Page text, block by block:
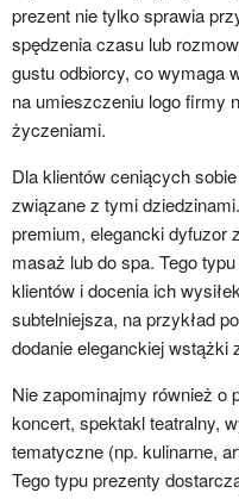
prezent nie tylko sprawia
spędzenia czasu lub
gustu odbiorcy, co wymaga
na umieszczeniu logo firmy
życzeniami.
Dla klientów ceniących
związane z tymi
premium, elegancki dyfuzor
masaż lub do spa. Tego
klientów i docenia ich
subtelniejsza, na przykład
dodanie eleganckiej wstążki
Nie zapominajmy również o
koncert, spektakl teatralny,
tematyczne (np. kulinarne,
Tego typu prezenty